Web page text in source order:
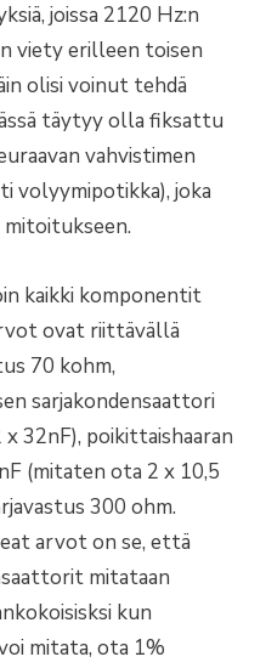
joissa 2120 Hz:n
viety erilleen toisen
olisi voinut tehdä
täytyy olla fiksattu
vahvistimen
volyymipotikka), joka
kaikki komponentit
ovat riittävällä
70 kohm,
sarjakondensaattori
32nF), poikittaishaaran
(mitaten ota 2 x 10,5
300 ohm.
arvot on se, että
mitataan
kun
mitata, ota 1%